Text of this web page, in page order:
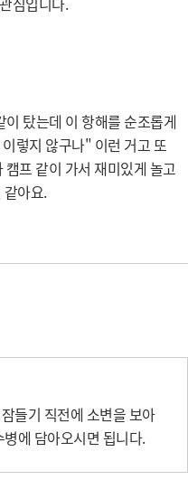
탔는데 이 항해를 순조롭게
렇지 않구나" 이런 거고 또
프 같이 가서 재미있게 놀고
아요.
들기 직전에 소변을 보아
에 담아오시면 됩니다.